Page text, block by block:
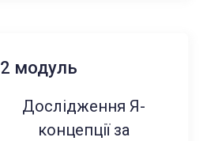
2 модуль
Дослідження Я-
концепції за